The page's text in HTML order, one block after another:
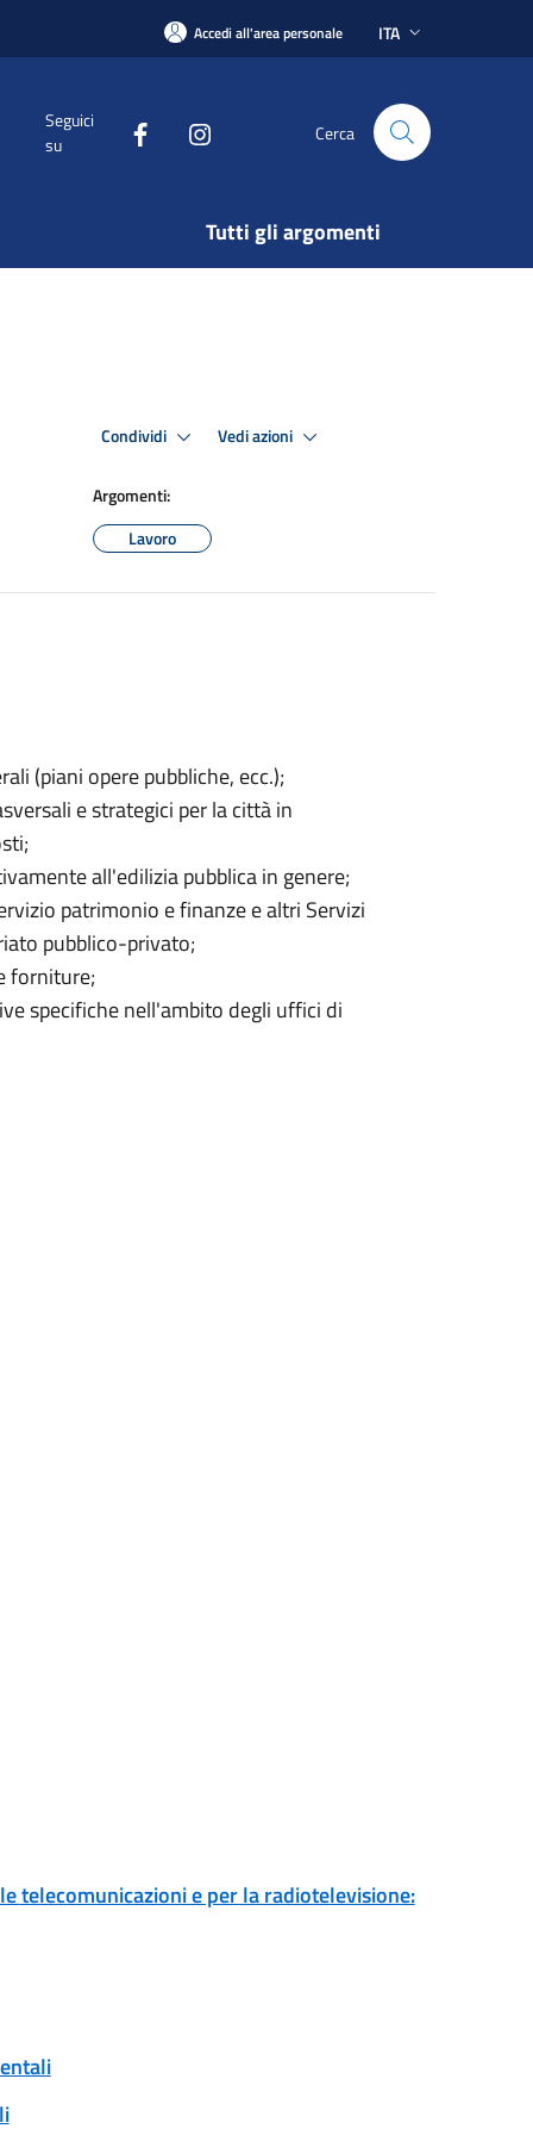
Accedi all'area personale ITA
Seguici
su
Cerca
Tutti gli argomenti
Condividi Vedi azioni
Argomenti:
Lavoro
(piani opere pubbliche, ecc.);
e strategici per la città in
all'edilizia pubblica in genere;
patrimonio e finanze e altri Servizi
pubblico-privato;
forniture;
specifiche nell'ambito degli uffici di
telecomunicazioni e per la radiotelevisione: